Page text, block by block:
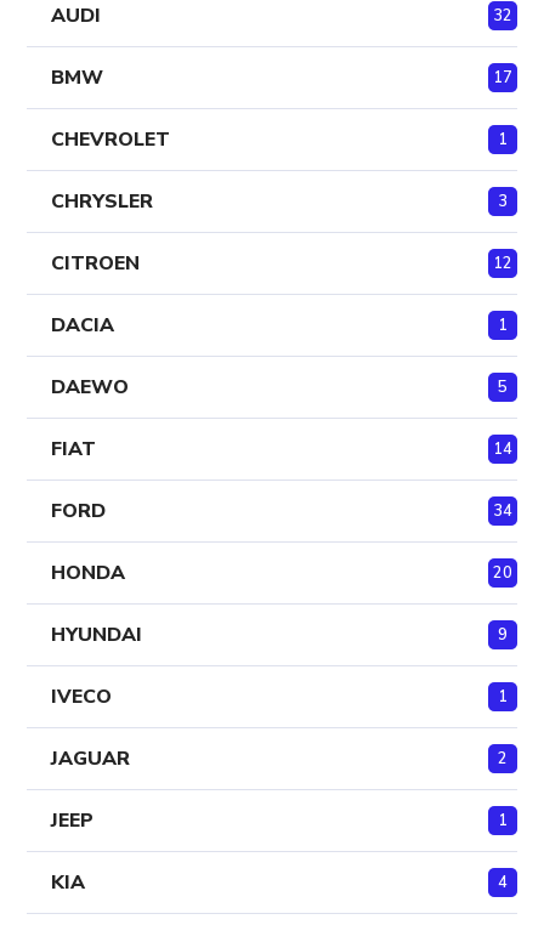
AUDI 32
BMW 17
CHEVROLET 1
CHRYSLER 3
CITROEN 12
DACIA 1
DAEWO 5
FIAT 14
FORD 34
HONDA 20
HYUNDAI 9
IVECO 1
JAGUAR 2
JEEP 1
KIA 4